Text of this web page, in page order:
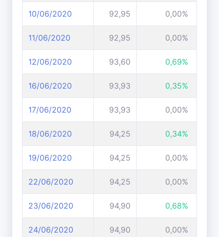
10/06/2020 92,95 0,00%
11/06/2020 92,95 0,00%
12/06/2020 93,60 0,69%
16/06/2020 93,93 0,35%
17/06/2020 93,93 0,00%
18/06/2020 94,25 0,34%
19/06/2020 94,25 0,00%
22/06/2020 94,25 0,00%
23/06/2020 94,90 0,68%
24/06/2020 94,90 0,00%